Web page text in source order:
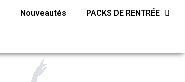
Nouveautés PACKS DE RENTRÉE